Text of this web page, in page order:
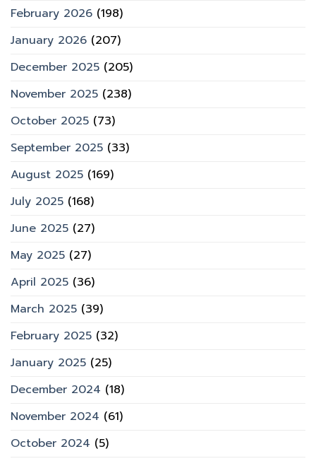
February 2026 (198)
January 2026 (207)
December 2025 (205)
November 2025 (238)
October 2025 (73)
September 2025 (33)
August 2025 (169)
July 2025 (168)
June 2025 (27)
May 2025 (27)
April 2025 (36)
March 2025 (39)
February 2025 (32)
January 2025 (25)
December 2024 (18)
November 2024 (61)
October 2024 (5)